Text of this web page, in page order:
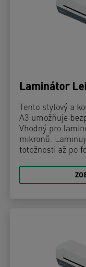
Laminátor
Tento stylový a
A3 umožňuje
Vhodný pro
mikronů.
totožnosti až po